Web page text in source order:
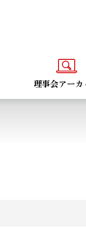
理事会アーカ